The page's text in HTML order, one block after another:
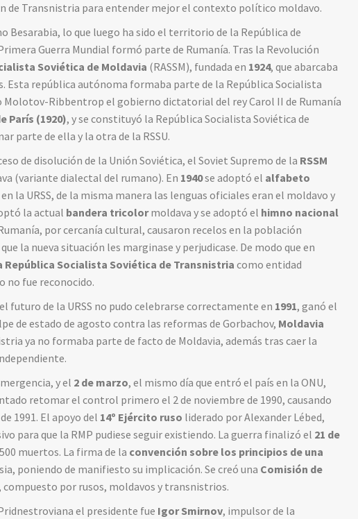
de Transnistria para entender mejor el contexto político moldavo.
Besarabia, lo que luego ha sido el territorio de la República de
Guerra Mundial formó parte de Rumanía. Tras la Revolución
Soviética de Moldavia (RASSM), fundada en 1924, que abarcaba
república autónoma formaba parte de la República Socialista
Ribbentrop el gobierno dictatorial del rey Carol II de Rumanía
París (1920), y se constituyó la República Socialista Soviética de
parte de ella y la otra de la RSSU.
de disolución de la Unión Soviética, el Soviet Supremo de la RSSM
(variante dialectal del rumano). En 1940se adoptó el alfabeto
la URSS, de la misma manera las lenguas oficiales eran el moldavo y
la actual bandera tricolormoldava y se adoptó el himno nacional
por cercanía cultural, causaron recelos en la población
la nueva situación les marginase y perjudicase. De modo que en
República Socialista Soviética de Transnistriacomo entidad
no fue reconocido.
futuro de la URSS no pudo celebrarse correctamente en 1991, ganó el
de estado de agosto contra las reformas de Gorbachov, Moldavia
ya no formaba parte de facto de Moldavia, además tras caer la
y el 2 de marzo, el mismo día que entró el país en la ONU,
retomar el control primero el 2 de noviembre de 1990, causando
1991. El apoyo del 14º Ejército ruso liderado por Alexander Lébed,
para que la RMP pudiese seguir existiendo. La guerra finalizó el 21 de
muertos. La firma de la convención sobre los principios de una
poniendo de manifiesto su implicación. Se creó una Comisión de
compuesto por rusos, moldavos y transnistrios.
el presidente fue Igor Smirnov, impulsor de la